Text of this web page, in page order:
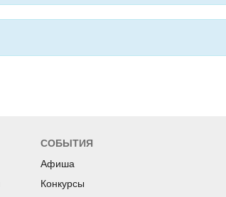
СОБЫТИЯ
Афиша
Конкурсы